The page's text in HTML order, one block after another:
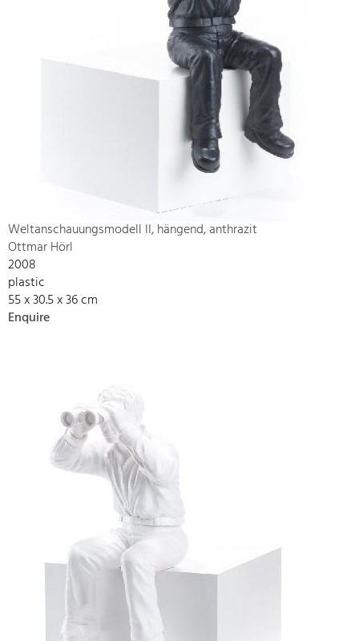
Weltanschauungsmodell II, hängend, anthrazit
Ottmar Hörl
2008
plastic
55 x 30.5 x 36 cm
Enquire